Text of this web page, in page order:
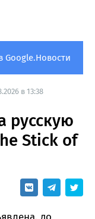
Google.Новости
в 13:38
русскую
Stick of